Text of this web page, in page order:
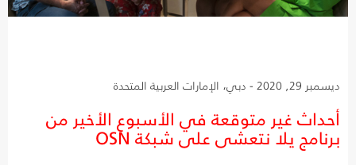
ديسمبر 29, 2020 - دبي، الإمارات العربية المتحدة
أحداث غير متوقعة في الأسبوع الأخير من
برنامج يلا نتعشى على شبكة OSN